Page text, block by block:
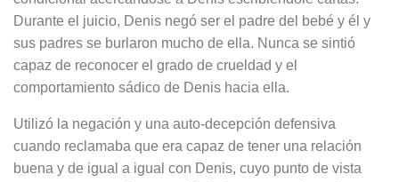
Durante el juicio, Denis negó ser el padre del bebé y él y
sus padres se burlaron mucho de ella. Nunca se sintió
capaz de reconocer el grado de crueldad y el
comportamiento sádico de Denis hacia ella.
Utilizó la negación y una auto-decepción defensiva
cuando reclamaba que era capaz de tener una relación
buena y de igual a igual con Denis, cuyo punto de vista